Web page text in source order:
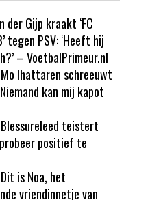
der Gijp kraakt ‘FC
tegen PSV: ‘Heeft hij
– VoetbalPrimeur.nl
Mo Ihattaren schreeuwt
kan mij kapot
Blessureleed teistert
positief te
Dit is Noa, het
vriendinnetje van